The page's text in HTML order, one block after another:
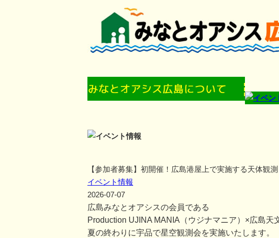
【参加者募集】初開催！広島港屋上で実施する天体観測
イベント情報
2026-07-07
広島みなとオアシスの会員である
Production UJINA MANIA（ウジナマニア）×広島
夏の終わりに宇品で星空観測会を実施いたします。